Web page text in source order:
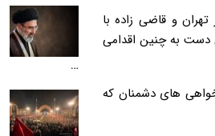
و قاضی زاده با
دست به چنین اقدامی
های دشمنان که
…